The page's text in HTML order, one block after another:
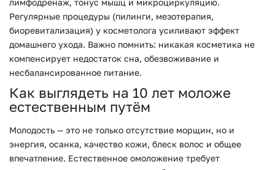
лимфодренаж, тонус мышц и микроциркуляцию.
Регулярные процедуры (пилинги, мезотерапия,
биоревитализация) у косметолога усиливают эффект
домашнего ухода. Важно помнить: никакая косметика не
компенсирует недостаток сна, обезвоживание и
несбалансированное питание.
Как выглядеть на 10 лет моложе
естественным путём
Молодость — это не только отсутствие морщин, но и
энергия, осанка, качество кожи, блеск волос и общее
впечатление. Естественное омоложение требует